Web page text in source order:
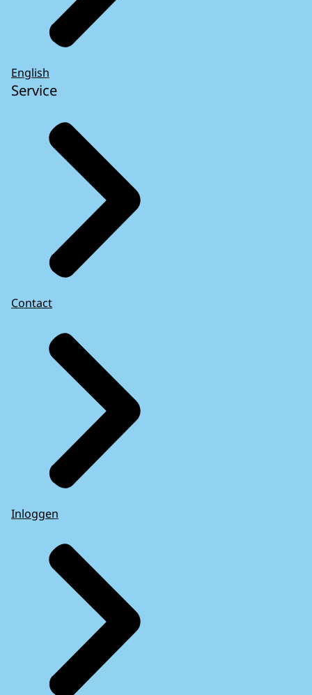
English
Service
Contact
Inloggen